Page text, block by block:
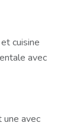
cuisine
avec
une avec